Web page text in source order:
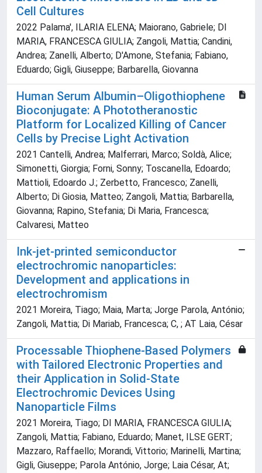
Cell Cultures
2022 Palama', ILARIA ELENA; Maiorano, Gabriele; DI
MARIA, FRANCESCA GIULIA; Zangoli, Mattia; Candini,
Andrea; Zanelli, Alberto; D'Amone, Stefania; Fabiano,
Eduardo; Gigli, Giuseppe; Barbarella, Giovanna
Human Serum Albumin–Oligothiophene
Bioconjugate: A Phototheranostic
Platform for Localized Killing of Cancer
Cells by Precise Light Activation
2021 Cantelli, Andrea; Malferrari, Marco; Soldà, Alice;
Simonetti, Giorgia; Forni, Sonny; Toscanella, Edoardo;
Mattioli, Edoardo J.; Zerbetto, Francesco; Zanelli,
Alberto; Di Giosia, Matteo; Zangoli, Mattia; Barbarella,
Giovanna; Rapino, Stefania; Di Maria, Francesca;
Calvaresi, Matteo
Ink-jet-printed semiconductor
electrochromic nanoparticles:
Development and applications in
electrochromism
2021 Moreira, Tiago; Maia, Marta; Jorge Parola, António;
Zangoli, Mattia; Di Mariab, Francesca; C, ; AT Laia, César
Processable Thiophene-Based Polymers
with Tailored Electronic Properties and
their Application in Solid-State
Electrochromic Devices Using
Nanoparticle Films
2021 Moreira, Tiago; DI MARIA, FRANCESCA GIULIA;
Zangoli, Mattia; Fabiano, Eduardo; Manet, ILSE GERT;
Mazzaro, Raffaello; Morandi, Vittorio; Marinelli, Martina;
Gigli, Giuseppe; Parola António, Jorge; Laia César, At;